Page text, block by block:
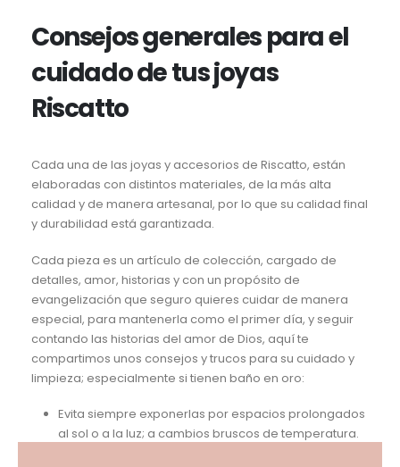
Consejos generales para el
cuidado de tus joyas
Riscatto
Cada una de las joyas y accesorios de Riscatto, están
elaboradas con distintos materiales, de la más alta
calidad y de manera artesanal, por lo que su calidad final
y durabilidad está garantizada.
Cada pieza es un artículo de colección, cargado de
detalles, amor, historias y con un propósito de
evangelización que seguro quieres cuidar de manera
especial, para mantenerla como el primer día, y seguir
contando las historias del amor de Dios, aquí te
compartimos unos consejos y trucos para su cuidado y
limpieza; especialmente si tienen baño en oro:
Evita siempre exponerlas por espacios prolongados
al sol o a la luz; a cambios bruscos de temperatura.